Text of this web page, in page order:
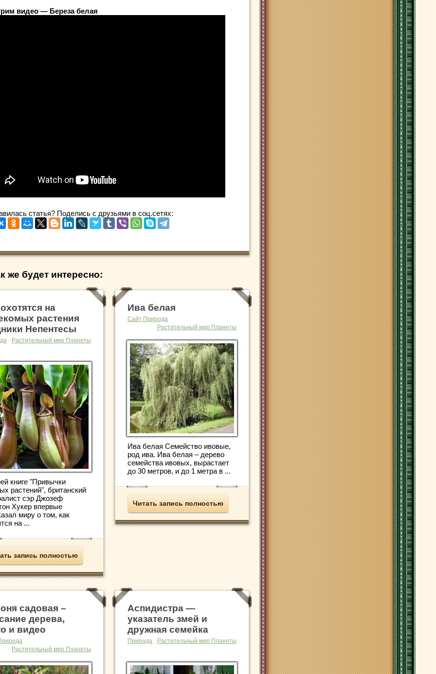
видео — Береза белая
статья? Поделись с друзьями в соц.сетях:
же будет интересно:
на
растения
Непентесы
Растительный мир Планеты
книге "Привычки
растений", британский
сэр Джозеф
Хукер впервые
миру о том, как
на ...
запись полностью
Ива белая
Сайт Природа
Растительный мир Планеты
Ива белая Семейство ивовые,
род ива. Ива белая – дерево
семейства ивовых, вырастает
до 30 метров, и до 1 метра в ...
Читать запись полностью
садовая –
дерева,
и видео
Растительный мир Планеты
Аспидистра —
указатель змей и
дружная семейка
Природа Растительный мир Планеты